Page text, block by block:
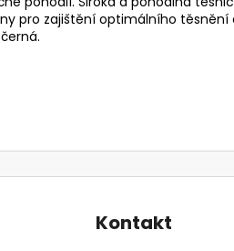
pro zajištění optimálního těsnění
Kontakt